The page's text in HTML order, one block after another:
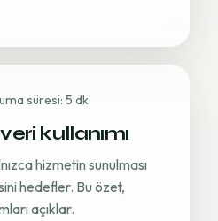
süresi: 5 dk
kullanımı
hizmetin sunulması
hedefler. Bu özet,
açıklar.